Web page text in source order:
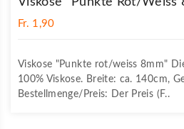
Fr. 1,90
Viskose "Punkte rot/weiss 8mm"
100% Viskose. Breite: ca. 140cm,
Bestellmenge/Preis: Der Preis (F..